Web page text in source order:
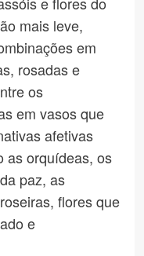
mais leve,
em
rosadas e
os
em vasos que
afetivas
as orquídeas, os
paz, as
flores que
e